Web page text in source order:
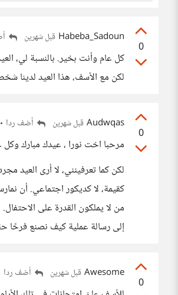
0
Habeba_Sadoun قبل شهرين
كل عام وأنت بخير. بالنسبة لي،
لكن مع الأسف، هذا العيد لدينا
0
Audwqas قبل شهرين أضف ردا
مرحبا اخت نورا ، عيدك مبارك وكل
لكن كما تعرفينني، لا أرى العيد
كقيمة، لا كديكور اجتماعي. أن
من لا يملكون القدرة على
إلى رسالة عملية كيف نصنع فرحًا
0
Awesome قبل شهرين أضف ردا